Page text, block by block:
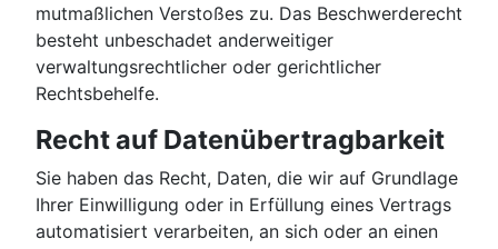
mutmaßlichen Verstoßes zu. Das Beschwerderecht
besteht unbeschadet anderweitiger
verwaltungsrechtlicher oder gerichtlicher
Rechtsbehelfe.
Recht auf Daten­übertrag­barkeit
Sie haben das Recht, Daten, die wir auf Grundlage
Ihrer Einwilligung oder in Erfüllung eines Vertrags
automatisiert verarbeiten, an sich oder an einen